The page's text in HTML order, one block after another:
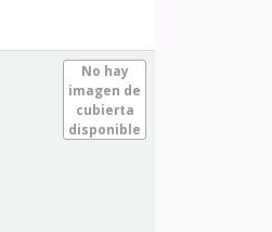
No hay
imagen de
cubierta
disponible